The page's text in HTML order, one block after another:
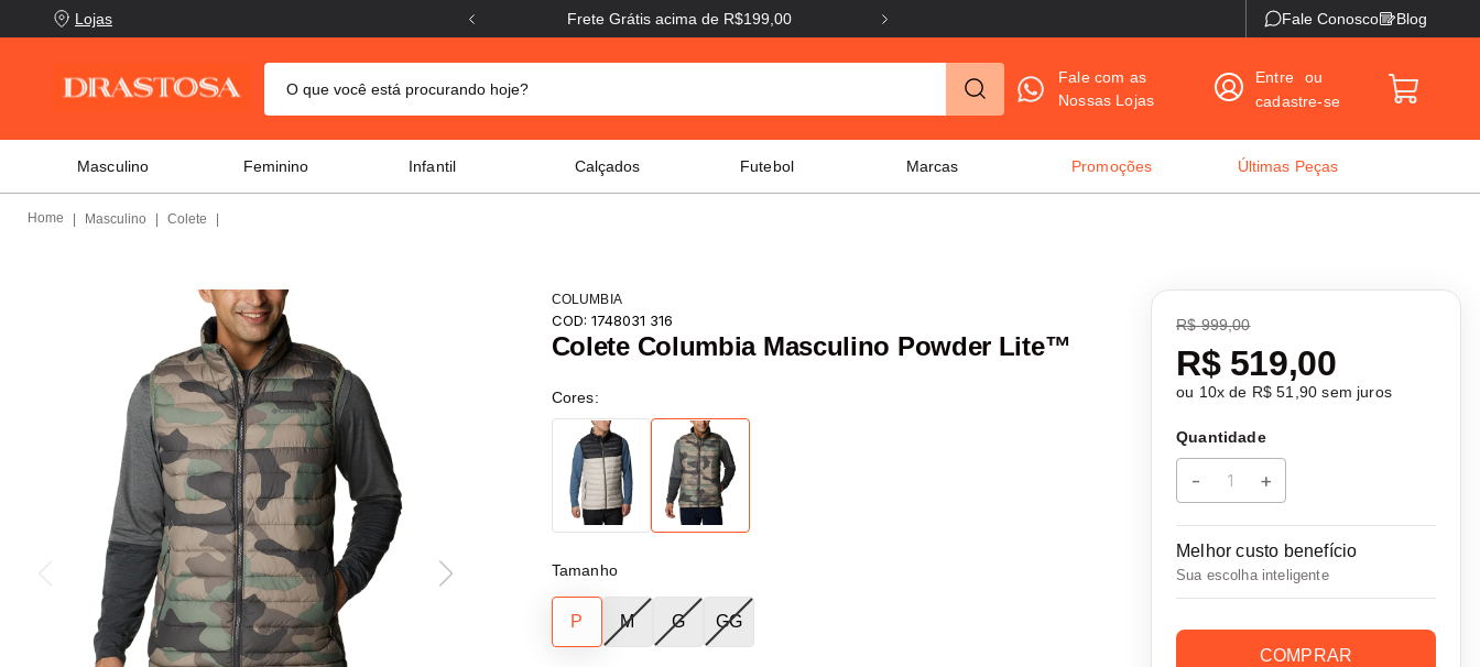
Lojas Frete Grátis acima de R$199,00 Frete Grátis acima de
Fale Conosco Blog
O que você está procurando hoje?
Fale com as
Nossas Lojas
Entre
ou
cadastre-se
Masculino Feminino Infantil Calçados Futebol Marcas Promoções Últimas Peças
Masculino Colete
COLUMBIA
COD: 1748031 316
Colete Columbia Masculino Powder Lite™
Cores:
Tamanho
P M G GG
R$ 999,00
R$ 519,00
ou 10x de R$ 51,90 sem juros
Quantidade
- +
Melhor custo benefício
Sua escolha inteligente
COMPRAR
6º
7º jaqueta columbia
8 tênis puma
9
º mochila